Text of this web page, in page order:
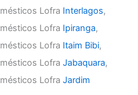
Lofra Interlagos,
Lofra Ipiranga,
Lofra Itaim Bibi,
LofraJabaquara,
LofraJardim